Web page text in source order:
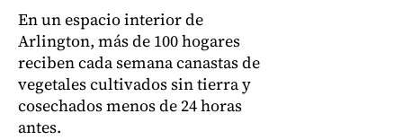
En un espacio interior de
Arlington, más de 100 hogares
reciben cada semana canastas de
vegetales cultivados sin tierra y
cosechados menos de 24 horas
antes.